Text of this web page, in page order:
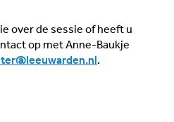
over de sessie of heeft u
op met Anne-Baukje
.